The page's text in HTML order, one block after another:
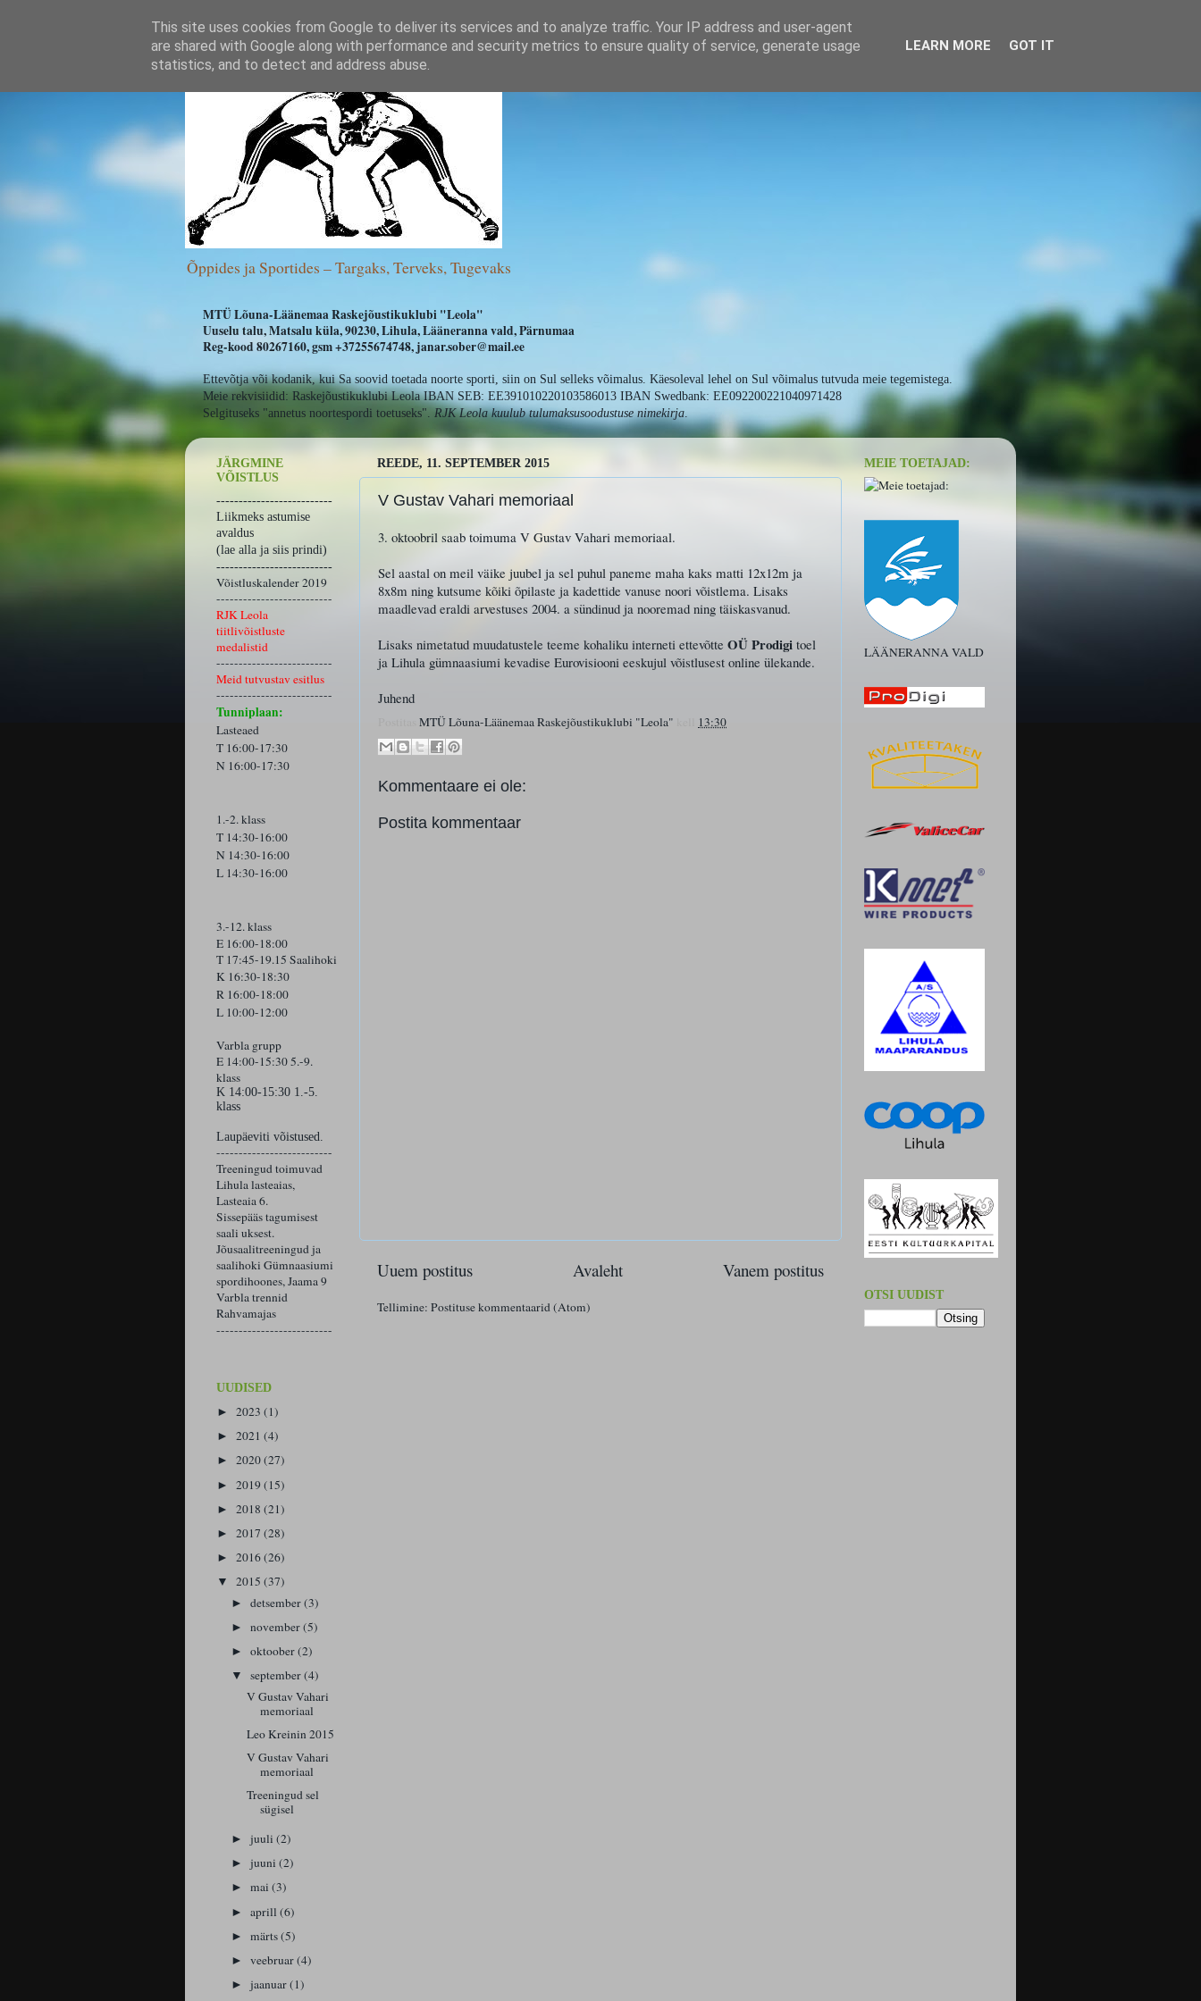
Õppides ja Sportides – Targaks, Terveks, Tugevaks
MTÜ Lõuna-Läänemaa Raskejõustikuklubi "Leola"
Uuselu talu, Matsalu küla, 90230, Lihula, Lääneranna vald, Pärnumaa
Reg-kood 80267160, gsm +37255674748, janar.sober@mail.ee
Ettevõtja või kodanik, kui Sa soovid toetada noorte sporti, siin on Sul selleks võimalus. Käesoleval lehel on Sul võimalus tutvuda meie tegemistega.
Meie rekvisiidid: Raskejõustikuklubi Leola IBAN SEB: EE391010220103586013 IBAN Swedbank: EE092200221040971428
Selgituseks "annetus noortespordi toetuseks".RJK Leolakuulub tulumaksusoodustuse nimekirja
REEDE, 11. SEPTEMBER 2015
V Gustav Vahari memoriaal
3. oktoobril saab toimuma V Gustav Vahari memoriaal.
Sel aastal on meil väike juubel ja sel puhul paneme maha kaks matti 12x12m ja
8x8m ning kutsume kõiki õpilaste ja kadettide vanuse noori võistlema. Lisaks
maadlevad eraldi arvestuses 2004. a sündinud ja nooremad ning täiskasvanud.
Lisaks nimetatud muudatustele teeme kohaliku interneti ettevõtte OÜ Prodigi toel
ja Lihula gümnaasiumi kevadise Eurovisiooni eeskujul võistlusest online ülekande.
Juhend
MTÜ Lõuna-Läänemaa Raskejõustikuklubi "Leola" 13:30
Kommentaare ei ole:
Postita kommentaar
Uuem postitus Vanem postitus
Avaleht
Tellimine: Postituse kommentaarid (Atom)
JÄRGMINE
VÕISTLUS
--------------------------
Liikmeks astumise
avaldus
(lae alla ja siis prindi)
--------------------------
Võistluskalender 2019
--------------------------
RJK Leola
tiitlivõistluste
medalistid
--------------------------
Meid tutvustav esitlus
--------------------------
Tunniplaan:
Lasteaed
T 16:00-17:30
N 16:00-17:30
1.-2. klass
T 14:30-16:00
N 14:30-16:00
L 14:30-16:00
3.-12. klass
E 16:00-18:00
T 17:45-19.15 Saalihoki
K 16:30-18:30
R 16:00-18:00
L 10:00-12:00
Varbla grupp
E 14:00-15:30 5.-9.
klass
K 14:00-15:30 1.-5.
klass
Laupäeviti võistused.
--------------------------
Treeningud toimuvad
Lihula lasteaias,
Lasteaia 6.
Sissepääs tagumisest
saali uksest.
Jõusaalitreeningud ja
saalihoki Gümnaasiumi
spordihoones, Jaama 9
Varbla trennid
Rahvamajas
--------------------------
UUDISED
► 2023 (1)
► 2021 (4)
► 2020(27)
► 2019 (15)
► 2018 (21)
► 2017 (28)
► 2016(26)
▼ 2015 (37)
►detsember(3)
►november(5)
►oktoober(2)
▼september(4)
V Gustav Vahari
memoriaal
Leo Kreinin 2015
V Gustav Vahari
memoriaal
Treeningud sel
sügisel
►juuli(2)
►juuni(2)
►mai(3)
►aprill(6)
►märts(5)
►veebruar(4)
►jaanuar(1)
MEIE TOETAJAD:
LÄÄNERANNA VALD
OTSI UUDIST
This site uses cookies from Google to deliver its services and to analyze traffic. Your IP address and user-agent
are shared with Google along with performance and security metrics to ensure quality of service, generate usage
statistics, and to detect and address abuse.
LEARN MORE GOT IT